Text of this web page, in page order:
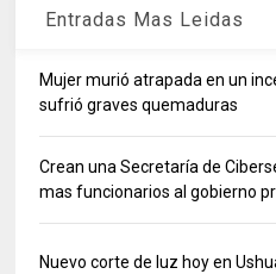
Entradas Mas Leidas
Mujer murió atrapada en un
sufrió graves quemaduras
Crean una Secretaría de
mas funcionarios al gobierno
Nuevo corte de luz hoy en